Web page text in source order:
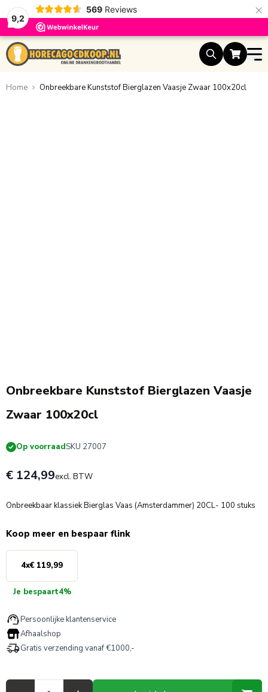
9,2
569 Reviews ×
Ga naar de inhoud
Home Onbreekbare Kunststof Bierglazen Vaasje Zwaar 100x20cl
Onbreekbare Kunststof Bierglazen Vaasje
Zwaar 100x20cl
Op voorraadSKU 27007
€ 124,99excl. BTW
Onbreekbaar klassiek Bierglas Vaas (Amsterdammer) 20CL- 100 stuks
Koop meer en bespaar flink
4x€ 119,99
Je bespaart4%
Persoonlijke klantenservice
Afhaalshop
Gratis verzending vanaf €1000,-